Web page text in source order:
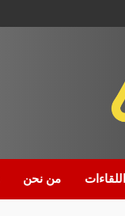
اللقاءات من نحن